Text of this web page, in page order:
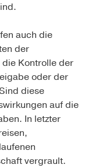
auch die
der
Kontrolle der
oder der
diese
auf die
In letzter
vergrault.